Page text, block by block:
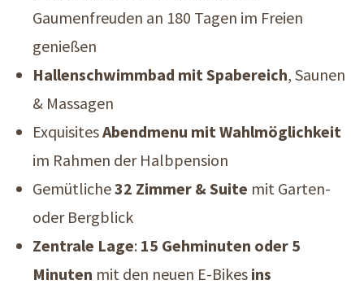
Gaumenfreuden an 180 Tagen im Freien
genießen
Hallenschwimmbad mit Spabereich, Saunen
& Massagen
ExquisitesAbendmenu mit Wahlmöglichkeit
im Rahmen der Halbpension
Gemütliche32 Zimmer & Suite mit Garten-
oder Bergblick
Zentrale Lage: 15 Gehminuten oder 5
Minuten mit den neuen E-Bikes ins